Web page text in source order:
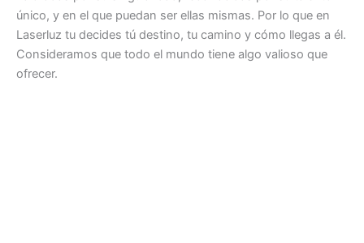
único, y en el que puedan ser ellas mismas. Por lo que en
Laserluz tu decides tú destino, tu camino y cómo llegas a él.
Consideramos que todo el mundo tiene algo valioso que
ofrecer.